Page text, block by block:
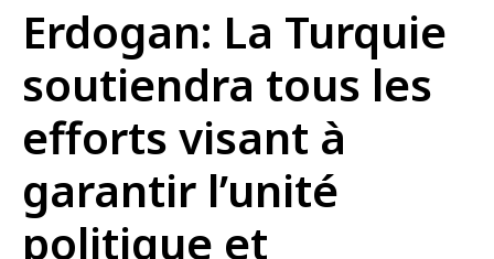
Erdogan: La Turquie
soutiendra tous les
efforts visant à
garantir l’unité
politique et